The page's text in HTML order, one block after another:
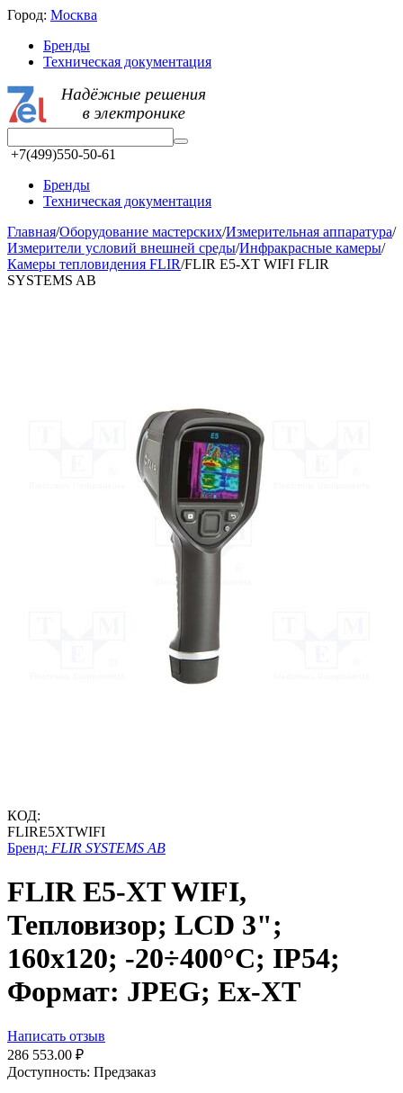
Город: Москва
Бренды
Техническая документация
+7(499)550-50-61
Бренды
Техническая документация
Главная/Оборудование мастерских/Измерительная аппаратура/
Измерители условий внешней среды/Инфракрасные камеры/
Камеры тепловидения FLIR/FLIR E5-XT WIFI FLIR
SYSTEMS AB
КОД:
FLIRE5XTWIFI
Бренд: FLIR SYSTEMS AB
FLIR E5-XT WIFI,
Тепловизор; LCD 3";
160x120; -20÷400°C; IP54;
Формат: JPEG; Ex-XT
Написать отзыв
286 553.00 ₽
Доступность: Предзаказ